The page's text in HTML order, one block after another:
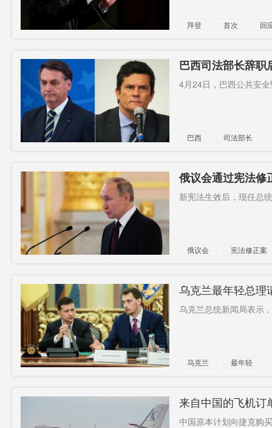
拜登 首次
回
巴西司法部长辞职
震动
4月24日，巴西公共安
巴西 司法部长
俄议会通过宪法修
现可能
新宪法生效后，现任总
俄议会 宪法修正案
乌克兰最年轻总理
乌克兰总统新闻局表示
乌克兰
最年轻
来自中国的飞机订
中国原本计划向捷克购